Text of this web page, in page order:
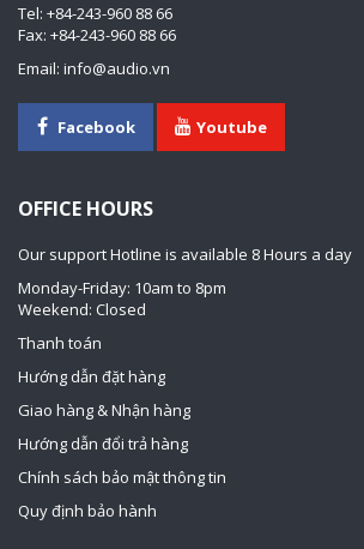
Tel: +84-243-960 88 66
Fax: +84-243-960 88 66
Email: info@audio.vn
Facebook Youtube
OFFICE HOURS
Our support Hotline is available 8 Hours a day
Monday-Friday: 10am to 8pm
Weekend: Closed
Thanh toán
Hướng dẫn đặt hàng
Giao hàng & Nhận hàng
Hướng dẫn đổi trả hàng
Chính sách bảo mật thông tin
Quy định bảo hành